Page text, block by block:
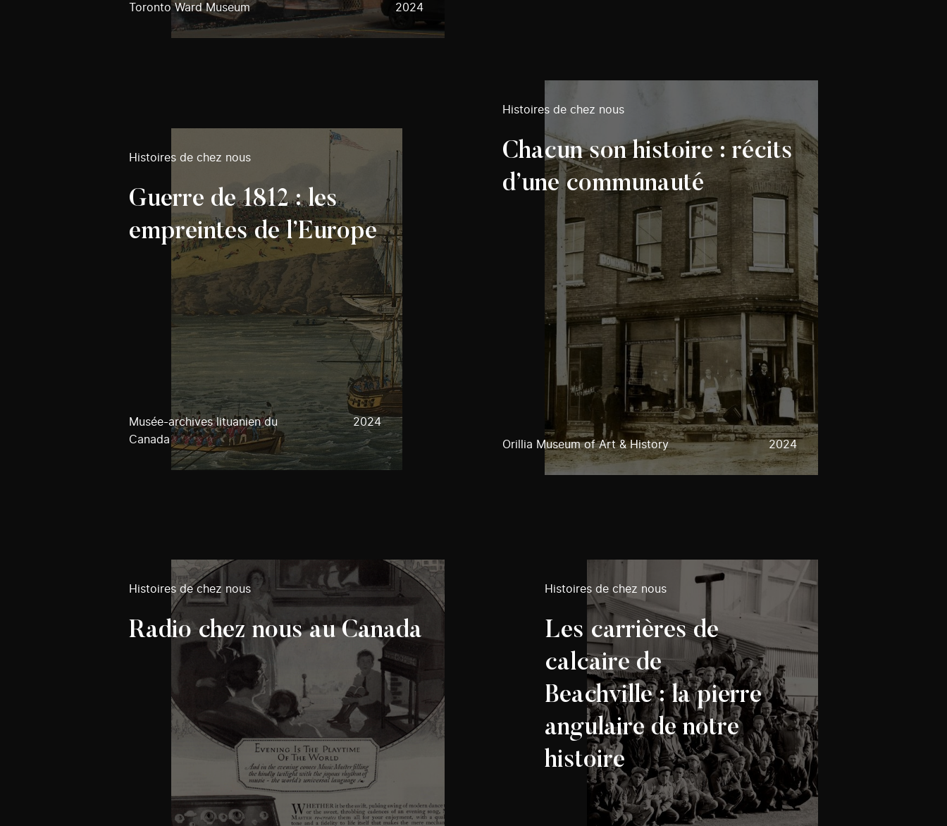
Toronto Ward Museum 2024
Histoires de chez nous
Guerre de 1812 : les
empreintes de l’Europe
Musée-archives lituanien du
Canada
2024
Histoires de chez nous
Chacun son histoire : récits
d’une communauté
Orillia Museum of Art & History 2024
Histoires de chez nous
Radio chez nous au Canada
Histoires de chez nous
Les carrières de
calcaire de
Beachville : la pierre
angulaire de notre
histoire